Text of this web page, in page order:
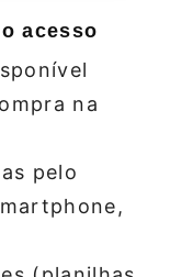
acesso
na
pelo